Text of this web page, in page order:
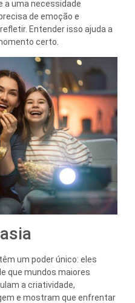
a uma necessidade
de emoção e
Entender isso ajuda a
certo.
um poder único: eles
que mundos maiores
a criatividade,
e mostram que enfrentar